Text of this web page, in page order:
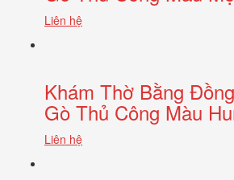
Liên hệ
Khám Thờ Bằng
Gò Thủ Công Màu
Liên hệ